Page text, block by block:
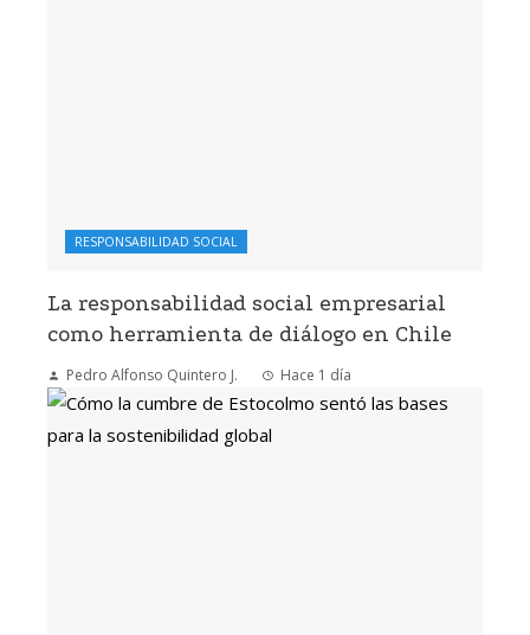
RESPONSABILIDAD SOCIAL
La responsabilidad social empresarial
como herramienta de diálogo en Chile
Pedro Alfonso Quintero J. Hace 1 día